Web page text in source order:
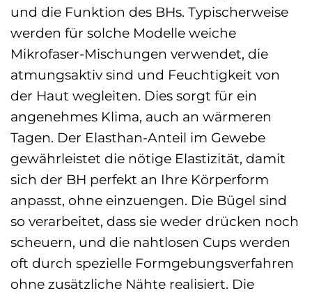
und die Funktion des BHs. Typischerweise
werden für solche Modelle weiche
Mikrofaser-Mischungen verwendet, die
atmungsaktiv sind und Feuchtigkeit von
der Haut wegleiten. Dies sorgt für ein
angenehmes Klima, auch an wärmeren
Tagen. Der Elasthan-Anteil im Gewebe
gewährleistet die nötige Elastizität, damit
sich der BH perfekt an Ihre Körperform
anpasst, ohne einzuengen. Die Bügel sind
so verarbeitet, dass sie weder drücken noch
scheuern, und die nahtlosen Cups werden
oft durch spezielle Formgebungsverfahren
ohne zusätzliche Nähte realisiert. Die